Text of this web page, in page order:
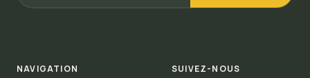
NAVIGATION SUIVEZ-NOUS